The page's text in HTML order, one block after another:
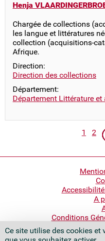
Ce site utilise des cookies et
Henja
Chargée de collections
les langue et littératures
collection (acquisitions-
Afrique.
Direction:
Direction des collections
Département:
Département Littérature et
Page
1 2
A
Conditions
Bibliothèque